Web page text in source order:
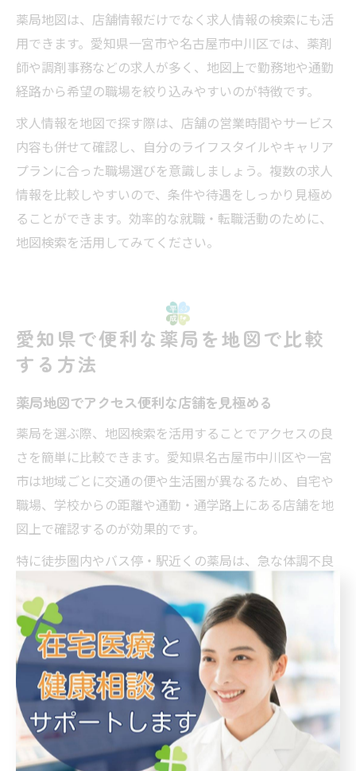
薬局地図は、店舗情報だけでなく求人情報の検索にも活
用できます。愛知県一宮市や名古屋市中川区では、薬剤
師や調剤事務などの求人が多く、地図上で勤務地や通勤
経路から希望の職場を絞り込みやすいのが特徴です。
求人情報を地図で探す際は、店舗の営業時間やサービス
内容も併せて確認し、自分のライフスタイルやキャリア
プランに合った職場選びを意識しましょう。複数の求人
情報を比較しやすいので、条件や待遇をしっかり見極め
ることができます。効率的な就職・転職活動のために、
地図検索を活用してみてください。
愛知県で便利な薬局を地図で比較
する方法
薬局地図でアクセス便利な店舗を見極める
薬局を選ぶ際、地図検索を活用することでアクセスの良
さを簡単に比較できます。愛知県名古屋市中川区や一宮
市は地域ごとに交通の便や生活圏が異なるため、自宅や
職場、学校からの距離や通勤・通学路上にある店舗を地
図上で確認するのが効果的です。
特に徒歩圏内やバス停・駅近くの薬局は、急な体調不良
や薬の受け取りにも便利です。地図上で駅名や通り名、
主要施設との位置関係をチェックし、日常の動線に合っ
た店舗を選ぶことで、無駄な移動を減らし効率的に利用
できます。
また、地図検索では営業時間や休日情報も同時に把握で
きる場合が多く、夜間や休日でも対応可能な薬局の有無
を確認しておくと万が一の時も安心です。アクセス便利
な店舗を選ぶことで、ご家族の健康管理や急な用事にも